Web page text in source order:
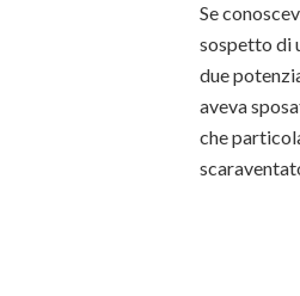
Se
sospetto di
due
aveva
che